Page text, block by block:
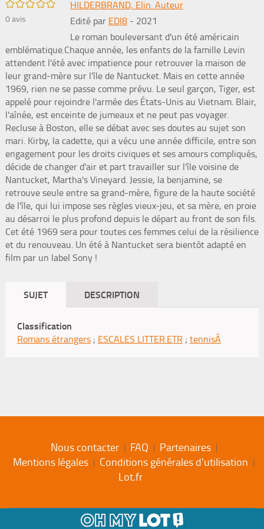
/5
0avis
HILDERBRAND, Elin. Auteur
Edité par EDI8 - 2021
Le roman bouleversant d'un été américain
emblématique.Chaque année, les enfants de la famille Levin
attendent l'été avec impatience pour retrouver la maison de
leur grand-mère sur l'île de Nantucket. Mais en cette année
1969, rien ne se passe comme prévu. Le seul garçon, Tiger, est
appelé pour rejoindre l'armée des États-Unis au Vietnam. Blair,
l'aînée, est enceinte de jumeaux et ne peut pas voyager.
Recluse à Boston, elle se débat avec ses doutes au sujet son
mari. Kirby, la cadette, qui a vécu une année difficile, entre son
engagement pour les droits civiques et ses amours compliqués,
décide de changer d'air et part travailler sur l'île voisine de
Nantucket, Martha's Vineyard. Jessie, la benjamine, se
retrouve seule entre sa grand-mère, figure de la haute société
de l'île, qui lui impose ses règles vieux-jeu, et sa mère, en proie
au désarroi le plus profond depuis le départ au front de son fils.
Cet été 1969 sera pour toutes ces femmes celui de la résilience
et du renouveau. Un été à Nantucket sera bientôt adapté en
film par un label Sony !
SUJET DESCRIPTION
Classification
Romans étrangers ; ESCALES LITTER.ETR ; tennisÂ
Nous contacter FAQ
Partenaires
Mentions légales
Conditions générales d'utilisation
Lot.fr